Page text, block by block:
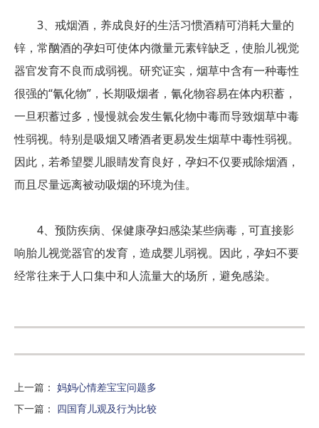
3、戒烟酒，养成良好的生活习惯酒精可消耗大量的
锌，常酗酒的孕妇可使体内微量元素锌缺乏，使胎儿视觉
器官发育不良而成弱视。研究证实，烟草中含有一种毒性
很强的“氰化物”，长期吸烟者，氰化物容易在体内积蓄，
一旦积蓄过多，慢慢就会发生氰化物中毒而导致烟草中毒
性弱视。特别是吸烟又嗜酒者更易发生烟草中毒性弱视。
因此，若希望婴儿眼睛发育良好，孕妇不仅要戒除烟酒，
而且尽量远离被动吸烟的环境为佳。
4、预防疾病、保健康孕妇感染某些病毒，可直接影
响胎儿视觉器官的发育，造成婴儿弱视。因此，孕妇不要
经常往来于人口集中和人流量大的场所，避免感染。
上一篇 ： 妈妈心情差宝宝问题多
下一篇 ： 四国育儿观及行为比较